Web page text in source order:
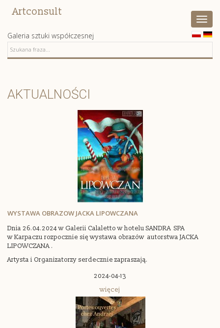
Artconsult
Galeria sztuki współczesnej
Pokaż
menu
AKTUALNOŚCI
WYSTAWA OBRAZOW JACKA LIPOWCZANA
Dnia 26.04.2024 w Galerii Calaletto w hotelu SANDRA SPA
w Karpaczu rozpocznie się wystawa obrazów autorstwa JACKA
LIPOWCZANA .
Artysta i Organizatorzy serdecznie zapraszają.
2024-04-13
więcej